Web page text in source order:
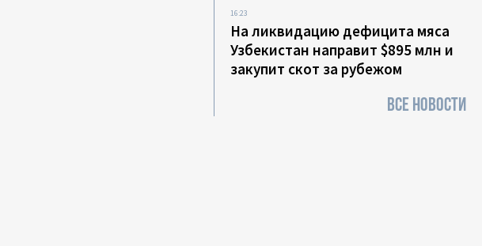
16:23
На ликвидацию дефицита мяса
Узбекистан направит $895 млн и
закупит скот за рубежом
ВСЕ НОВОСТИ